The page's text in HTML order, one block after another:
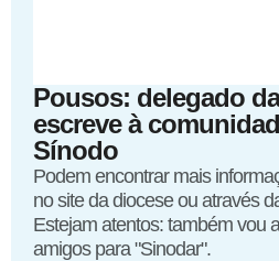
Pousos: delegado
escreve à
Sínodo
Podem encontrar mais
no site da diocese ou através
Estejam atentos: também vou
amigos para "Sinodar".